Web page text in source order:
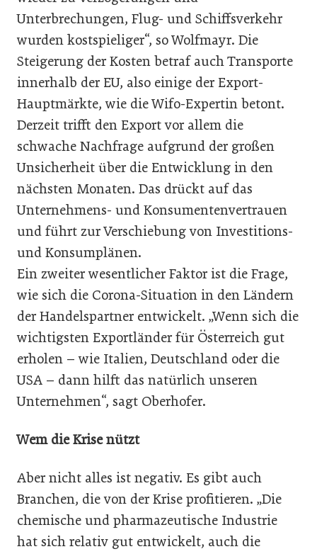
Unterbrechungen, Flug- und Schiffsverkehr
wurden kostspieliger“, so Wolfmayr. Die
Steigerung der Kosten betraf auch Transporte
innerhalb der EU, also einige der Export-
Hauptmärkte, wie die Wifo-Expertin betont.
Derzeit trifft den Export vor allem die
schwache Nachfrage aufgrund der großen
Unsicherheit über die Entwicklung in den
nächsten Monaten. Das drückt auf das
Unternehmens- und Konsumentenvertrauen
und führt zur Verschiebung von Investitions-
und Konsumplänen.
Ein zweiter wesentlicher Faktor ist die Frage,
wie sich die Corona-Situation in den Ländern
der Handelspartner entwickelt. „Wenn sich die
wichtigsten Exportländer für Österreich gut
erholen – wie Italien, Deutschland oder die
USA – dann hilft das natürlich unseren
Unternehmen“, sagt Oberhofer.
Wem die Krise nützt
Aber nicht alles ist negativ. Es gibt auch
Branchen, die von der Krise profitieren. „Die
chemische und pharmazeutische Industrie
hat sich relativ gut entwickelt, auch die